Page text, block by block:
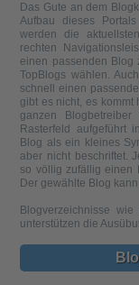
Das Gute an dem
Aufbau dieses
werden die
rechten
einen passenden Blog
TopBlogs wählen.
schnell einen
gibt es nicht, es kommt
ganzen
Rasterfeld aufgeführt
Blog als ein kleines
aber nicht beschriftet.
so völlig zufällig einen
Der gewählte Blog
Blogverzeichnisse
unterstützen die